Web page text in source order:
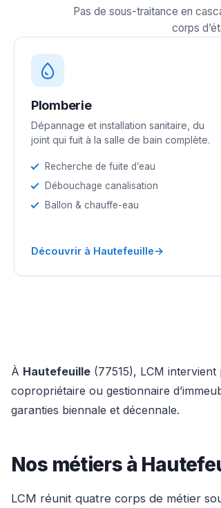
Pas de sous-traitance en
corps
Plomberie
Dépannage et installation sanitaire, du
joint qui fuit à la salle de bain complète.
Recherche de fuite d’eau
Débouchage canalisation
Ballon & chauffe-eau
Découvrir à Hautefeuille→
À Hautefeuille (77515), LCM
copropriétaire ou gestionnaire
garanties biennale et décennale.
Nos métiers à
LCM réunit quatre corps de métier